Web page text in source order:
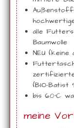
alle
Baumwolle
NEU (keine
(BIO-Batist
bis 60°C
meine